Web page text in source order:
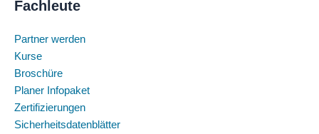
Fachleute
Partner werden
Kurse
Broschüre
Planer Infopaket
Zertifizierungen
Sicherheitsdatenblätter